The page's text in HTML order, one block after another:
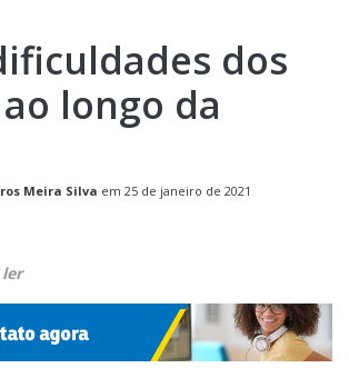
dos
longo da
Meira Silva em 25 de janeiro de 2021